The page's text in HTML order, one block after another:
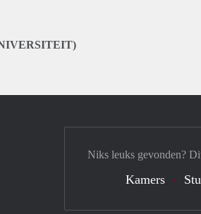
Niks leuks gevonden?
Kamers